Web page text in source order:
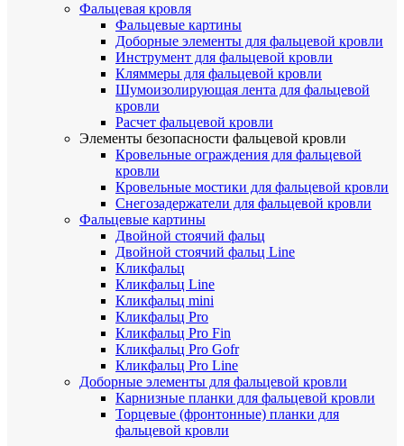
Фальцевая кровля
Фальцевые картины
Доборные элементы для фальцевой кровли
Инструмент для фальцевой кровли
Кляммеры для фальцевой кровли
Шумоизолирующая лента для фальцевой
кровли
Расчет фальцевой кровли
Элементы безопасности фальцевой кровли
Кровельные ограждения для фальцевой
кровли
Кровельные мостики для фальцевой кровли
Снегозадержатели для фальцевой кровли
Фальцевые картины
Двойной стоячий фальц
Двойной стоячий фальц Line
Кликфальц
Кликфальц Line
Кликфальц mini
Кликфальц Pro
Кликфальц Pro Fin
Кликфальц Pro Gofr
Кликфальц Pro Line
Доборные элементы для фальцевой кровли
Карнизные планки для фальцевой кровли
Торцевые (фронтонные) планки для
фальцевой кровли